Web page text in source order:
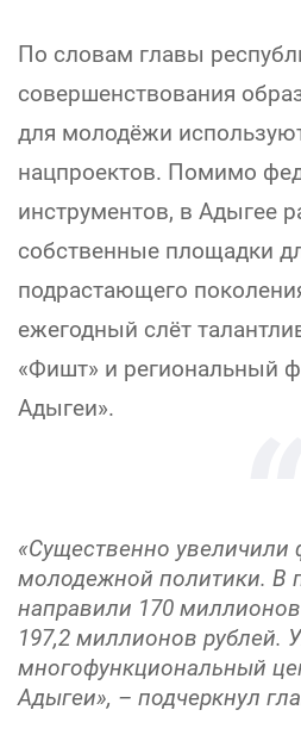
По словам главы
совершенствования
для молодёжи
нацпроектов. Помимо
инструментов, в Адыгее
собственные площадки
подрастающего
ежегодный слёт
«Фишт» и региональный
Адыгеи».
«Существенно увеличили
молодежной политики. В
направили 170
197,2 миллионов рублей.
многофункциональный
Адыгеи», – подчеркнул